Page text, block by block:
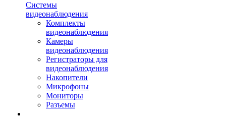
Системы
видеонаблюдения
Комплекты
видеонаблюдения
Камеры
видеонаблюдения
Регистраторы для
видеонаблюдения
Накопители
Микрофоны
Мониторы
Разъемы